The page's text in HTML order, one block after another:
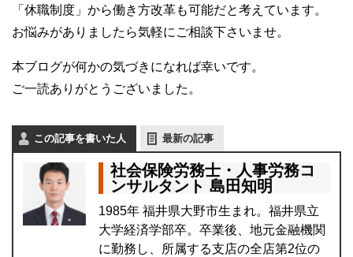
「休職制度」から働き方改革も可能だと考えています。
お悩みがありましたら気軽にご相談下さいませ。
本ブログが何かの気づきになれば幸いです。
ご一読ありがとうございました。
この記事を書いた人 最新の記事
社会保険労務士・人事労務コ
ンサルタント 島田知明
1985年 福井県大野市生まれ。福井県立
大学経済学部卒。卒業後、地元金融機関
に勤務し、所属する支店の全店第2位の